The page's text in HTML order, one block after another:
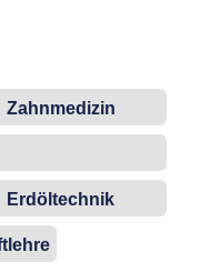
Zahnmedizin
Erdöltechnik